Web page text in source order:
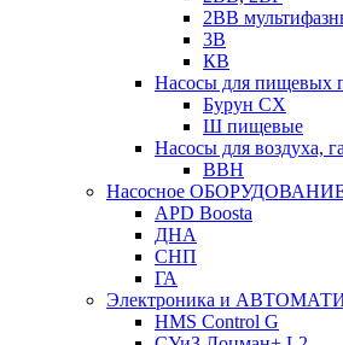
2ВВ
3В
КВ
Насосы для пищевых
Бурун СХ
Ш пищевые
Насосы для воздуха,
ВВН
Насосное
APD Boosta
ДНА
СНП
ГА
Электроника и
HMS Control G